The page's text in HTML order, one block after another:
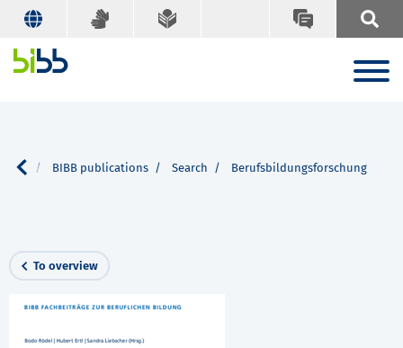
BIBB publications Search Berufsbildungsforschung
To overview